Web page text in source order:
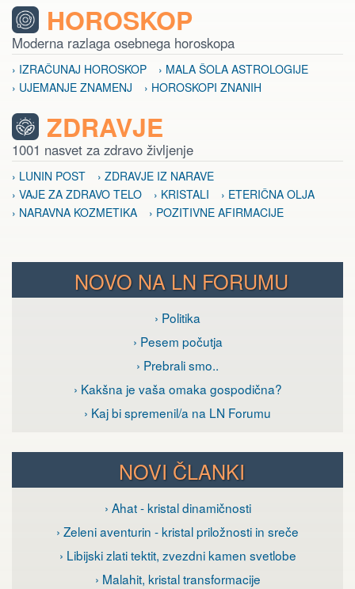
HOROSKOP
Moderna razlaga osebnega horoskopa
› IZRAČUNAJ HOROSKOP
› MALA ŠOLA ASTROLOGIJE
› UJEMANJE ZNAMENJ
› HOROSKOPI ZNANIH
ZDRAVJE
1001 nasvet za zdravo življenje
› LUNIN POST
› ZDRAVJE IZ NARAVE
› VAJE ZA ZDRAVO TELO
› KRISTALI
› ETERIČNA OLJA
› NARAVNA KOZMETIKA
› POZITIVNE AFIRMACIJE
NOVO NA LN FORUMU
› Politika
› Pesem počutja
› Prebrali smo..
› Kakšna je vaša omaka gospodična?
› Kaj bi spremenil/a na LN Forumu
NOVI ČLANKI
› Ahat - kristal dinamičnosti
› Zeleni aventurin - kristal priložnosti in sreče
› Libijski zlati tektit, zvezdni kamen svetlobe
› Malahit, kristal transformacije